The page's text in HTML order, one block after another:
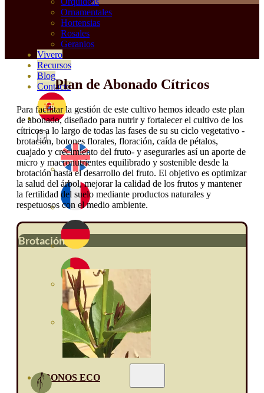
Ornamentales
Hortensias
Rosales
Geranios
Vivero
Recursos
Blog
Contacto
ABONOS ECO
Plan de Abonado Cítricos
Para facilitar la gestión de este cultivo hemos ideado este plan
de abonado, diseñado para nutrir y fortalecer el cultivo de los
cítricos a lo largo de todas las fases de su su ciclo vegetativo -
brotación, botones florales, floración, caída de pétalos,
cuajado y crecimiento del fruto- y asegurarles así un aporte de
micro y macronutrientes equilibrado y sostenible desde la
brotación hasta el desarrollo del fruto. El objetivo es optimizar
la salud del árbol, mejorar la calidad de los frutos y mantener
la fertilidad del suelo mediante productos naturales y
respetuosos con el medio ambiente.
Brotación